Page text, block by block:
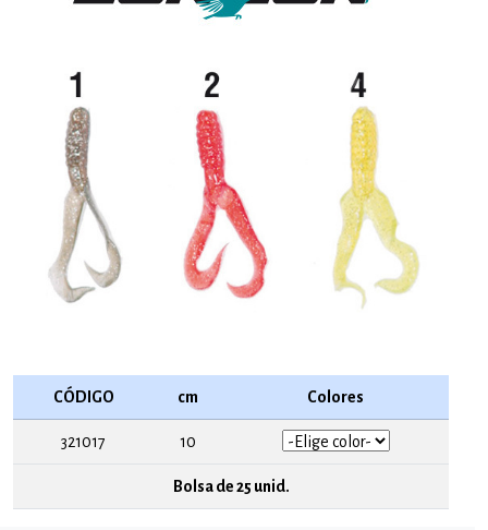
CÓDIGO cm Colores
321017 10
Bolsa de 25 unid.